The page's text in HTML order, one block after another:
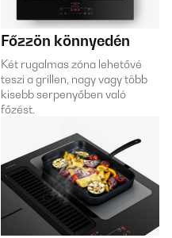
Főzzön könnyedén
Két rugalmas zóna lehetővé
teszi a grillen, nagy vagy több
kisebb serpenyőben való
főzést.